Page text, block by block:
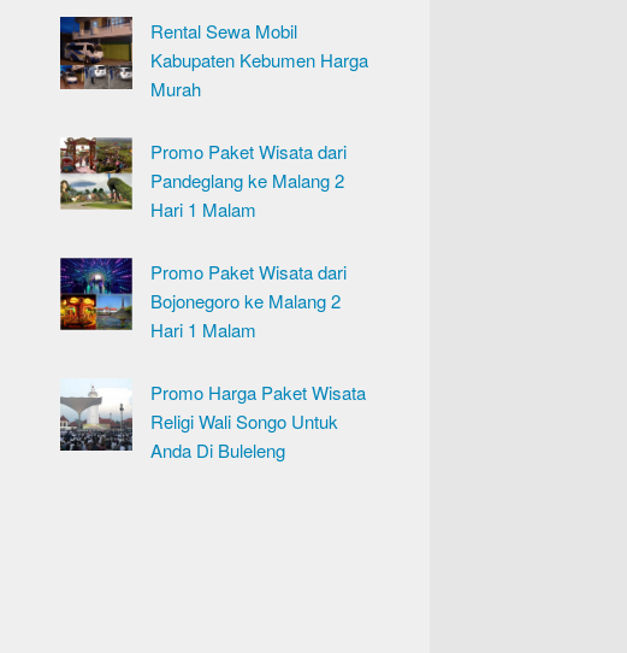
Rental Sewa Mobil
Kabupaten Kebumen Harga
Murah
Promo Paket Wisata dari
Pandeglang ke Malang 2
Hari 1 Malam
Promo Paket Wisata dari
Bojonegoro ke Malang 2
Hari 1 Malam
Promo Harga Paket Wisata
Religi Wali Songo Untuk
Anda Di Buleleng